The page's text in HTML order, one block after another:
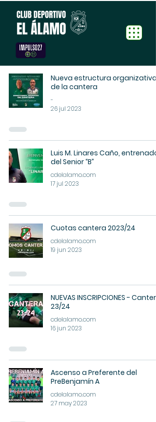
Nueva estructura organizativa
de la cantera
-
26 jul 2023
Luis M. Linares Caño, entrenador
del Senior “B”
cdelalamo.com
17 jul 2023
Cuotas cantera 2023/24
cdelalamo.com
19 jun 2023
NUEVAS INSCRIPCIONES - Cantera
23/24
cdelalamo.com
16 jun 2023
Ascenso a Preferente del
PreBenjamín A
cdelalamo.com
27 may 2023